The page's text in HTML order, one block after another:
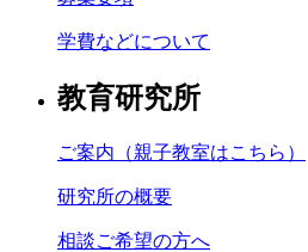
学費などについて
教育研究所
ご案内（親子教室はこちら）
研究所の概要
相談ご希望の方へ